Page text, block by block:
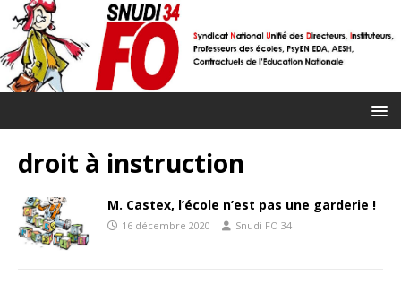
droit à instruction
M. Castex, l’école n’est pas une garderie !
16 décembre 2020 Snudi FO 34